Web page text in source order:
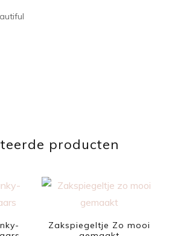
producten
Zakspiegeltje Zo mooi